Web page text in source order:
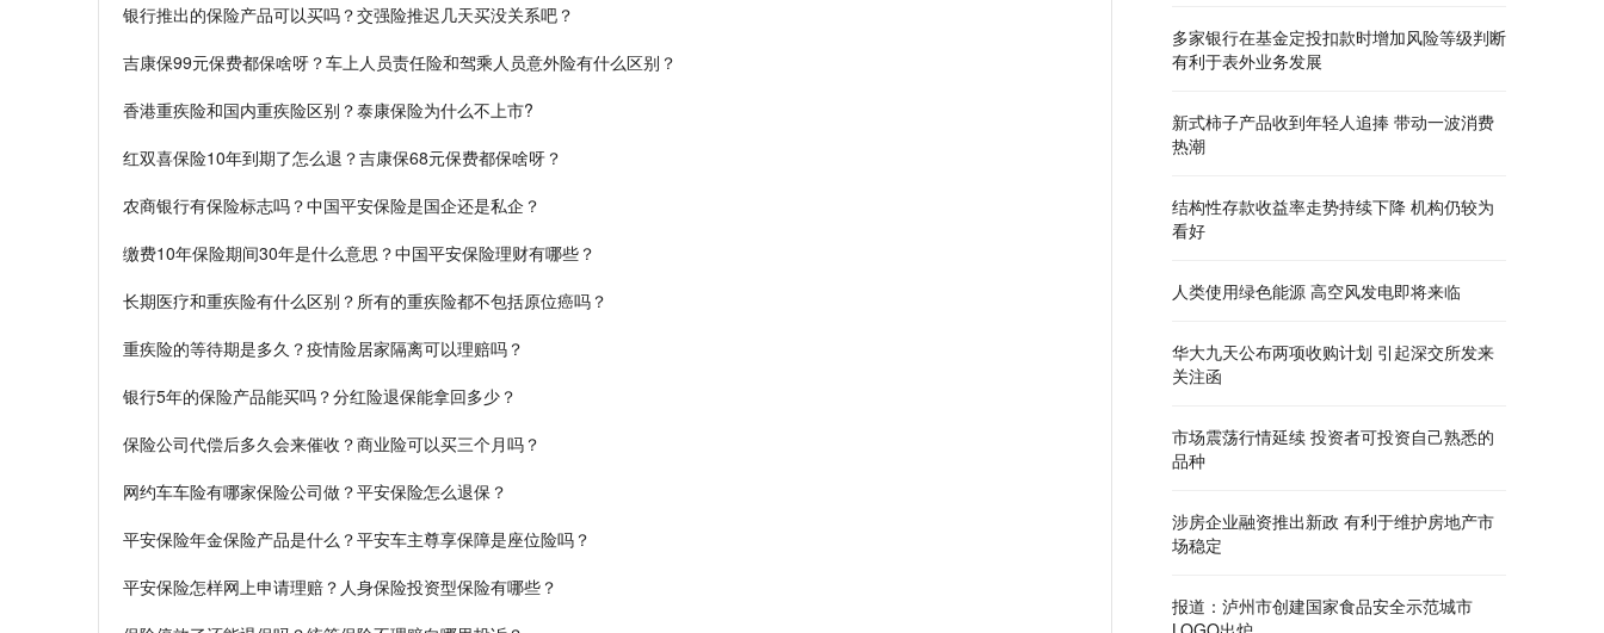
银行推出的保险产品可以买吗？交强险推迟几天买没关系吧？
吉康保99元保费都保啥呀？车上人员责任险和驾乘人员意外险有什么区别？
香港重疾险和国内重疾险区别？泰康保险为什么不上市?
红双喜保险10年到期了怎么退？吉康保68元保费都保啥呀？
农商银行有保险标志吗？中国平安保险是国企还是私企？
缴费10年保险期间30年是什么意思？中国平安保险理财有哪些？
长期医疗和重疾险有什么区别？所有的重疾险都不包括原位癌吗？
重疾险的等待期是多久？疫情险居家隔离可以理赔吗？
银行5年的保险产品能买吗？分红险退保能拿回多少？
保险公司代偿后多久会来催收？商业险可以买三个月吗？
网约车车险有哪家保险公司做？平安保险怎么退保？
平安保险年金保险产品是什么？平安车主尊享保障是座位险吗？
平安保险怎样网上申请理赔？人身保险投资型保险有哪些？
多家银行在基金定投扣款时增加风险等级判断
有利于表外业务发展
新式柿子产品收到年轻人追捧 带动一波消费
热潮
结构性存款收益率走势持续下降 机构仍较为
看好
人类使用绿色能源 高空风发电即将来临
华大九天公布两项收购计划 引起深交所发来
关注函
市场震荡行情延续 投资者可投资自己熟悉的
品种
涉房企业融资推出新政 有利于维护房地产市
场稳定
报道：泸州市创建国家食品安全示范城市